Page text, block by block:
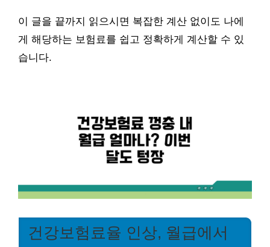
이 글을 끝까지 읽으시면 복잡한 계산 없이도 나에
게 해당하는 보험료를 쉽고 정확하게 계산할 수 있
습니다.
건강보험료율 인상, 월급에서